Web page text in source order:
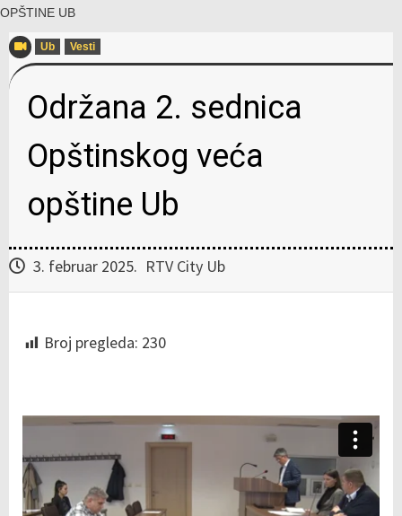
OPŠTINE UB
Ub Vesti
Održana 2. sednica
Opštinskog veća
opštine Ub
3. februar 2025. RTV City Ub
Broj pregleda: 230